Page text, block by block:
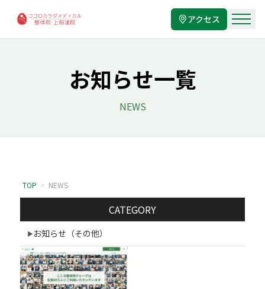
アクセス
お知らせ一覧
NEWS
TOP > NEWS
CATEGORY
お知らせ（その他）